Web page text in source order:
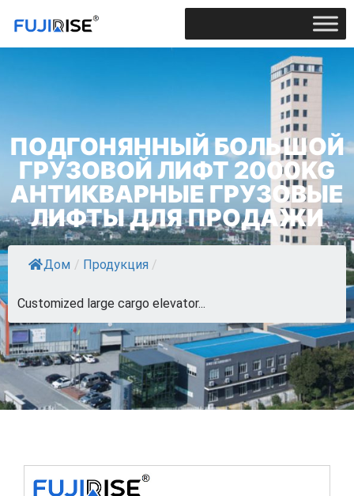
ПОДГОНЯННЫЙ БОЛЬШОЙ
ГРУЗОВОЙ ЛИФТ 2000KG
АНТИКВАРНЫЕ ГРУЗОВЫЕ
ЛИФТЫ ДЛЯ ПРОДАЖИ
Дом / Продукция /
Customized large cargo elevator...